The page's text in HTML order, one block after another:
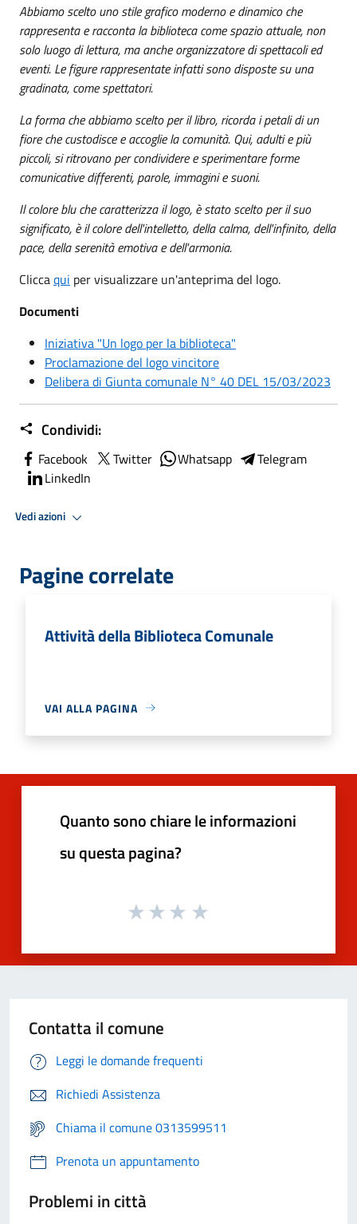
Abbiamo scelto uno stile grafico moderno e dinamico che
rappresenta e racconta la biblioteca come spazio attuale, non
solo luogo di lettura, ma anche organizzatore di spettacoli ed
eventi. Le figure rappresentate infatti sono disposte su una
gradinata, come spettatori.
La forma che abbiamo scelto per il libro, ricorda i petali di un
fiore che custodisce e accoglie la comunità. Qui, adulti e più
piccoli, si ritrovano per condividere e sperimentare forme
comunicative differenti, parole, immagini e suoni.
Il colore blu che caratterizza il logo, è stato scelto per il suo
significato, è il colore dell'intelletto, della calma, dell'infinito, della
pace, della serenità emotiva e dell'armonia.
Cliccaqui per visualizzare un'anteprima del logo.
Documenti
Iniziativa "Un logo per la biblioteca"
Proclamazione del logo vincitore
Delibera di Giunta comunale N° 40 DEL 15/03/2023
Condividi:
Facebook Twitter Whatsapp
Telegram
LinkedIn
Vedi azioni
Pagine correlate
Attività della Biblioteca Comunale
VAI ALLA PAGINA
Quanto sono chiare le informazioni
su questa pagina?
Contatta il comune
Leggi le domande frequenti
Richiedi Assistenza
Chiama il comune 0313599511
Prenota un appuntamento
Problemi in città